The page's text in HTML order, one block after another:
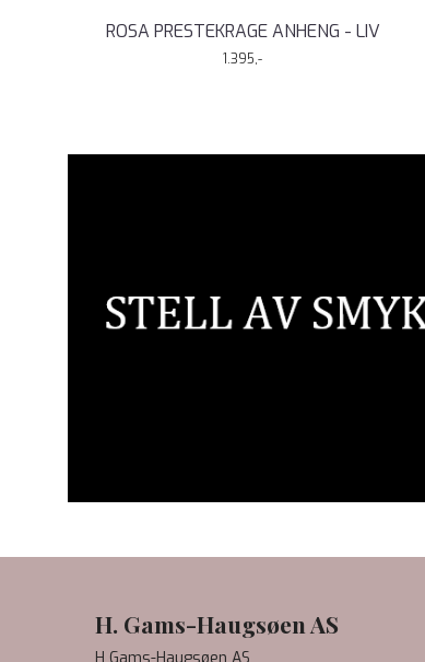
ROSA PRESTEKRAGE ANHENG - LIV
1.395,-
H. Gams-Haugsøen AS